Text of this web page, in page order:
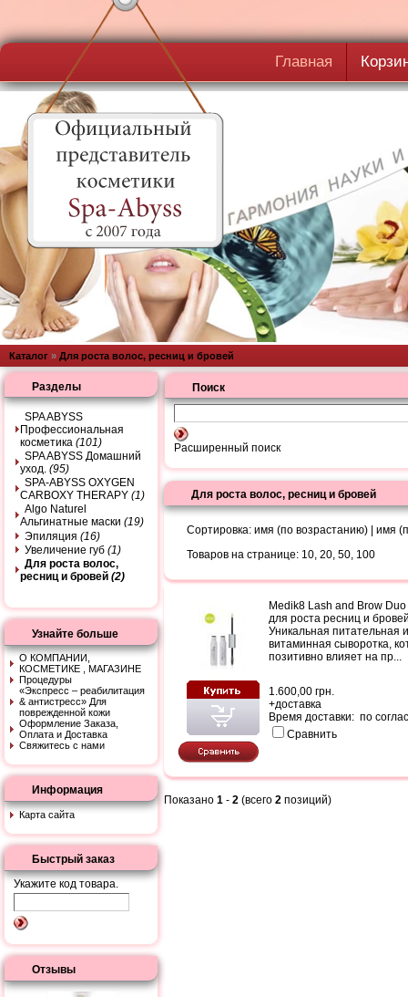
Главная
Каталог » Для роста волос, ресниц и бровей
Поиск
Расширенный поиск
Для роста волос, ресниц и бровей
Сортировка: имя (по возрастанию)| имя
Товаров на странице: 10, 20, 50, 100
Medik8 Lash and Brow
для роста ресниц и
Уникальная питательная и
витаминная сыворотка,
позитивно влияет на пр...
1.600,00 грн.
+доставка
Время доставки: по
Сравнить
Показано 1 - 2 (всего 2 позиций)
Разделы
SPA ABYSS
Профессиональная
косметика(101)
SPA ABYSS Домашний
уход.(95)
SPA-ABYSS OXYGEN
CARBOXY THERAPY(1)
Algo Naturel
Альгинатные маски(19)
Эпиляция(16)
Увеличение губ(1)
Для роста волос,
ресниц и бровей(2)
Узнайте больше
О КОМПАНИИ,
КОСМЕТИКЕ , МАГАЗИНЕ
Процедуры
«Экспресс – peaбилитaция
& aнтистpeсс» Для
поврежденной кожи
Оформление Заказа,
Оплата и Доставка
Свяжитесь с нами
Информация
Карта сайта
Быстрый заказ
Укажите код товара.
Отзывы